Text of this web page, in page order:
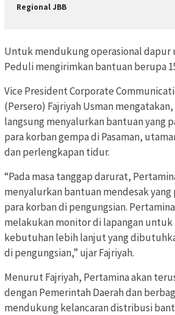
Regional JBB
Untuk mendukung operasional dapur
Peduli mengirimkan bantuan berupa
Vice President Corporate
(Persero) Fajriyah Usman
langsung menyalurkan bantuan yang
para korban gempa di Pasaman,
dan perlengkapan tidur.
“Pada masa tanggap darurat,
menyalurkan bantuan mendesak
para korban di pengungsian.
melakukan monitor di lapangan
kebutuhan lebih lanjut yang
di pengungsian,” ujar Fajriyah.
Menurut Fajriyah, Pertamina akan
dengan Pemerintah Daerah dan
mendukung kelancaran distribusi